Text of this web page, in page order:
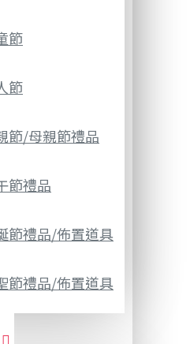
節
節
節/母親節禮品
節禮品
節禮品/佈置道具
節禮品/佈置道具